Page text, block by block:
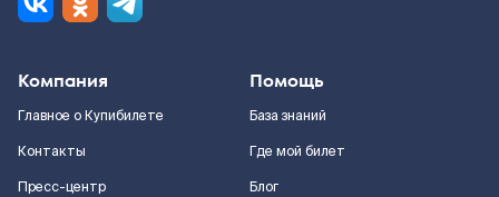
Компания
Главное о Купибилете
Контакты
Пресс-центр
Помощь
База знаний
Где мой билет
Блог